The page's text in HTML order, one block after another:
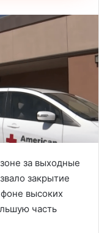
за выходные
закрытие
высоких
часть